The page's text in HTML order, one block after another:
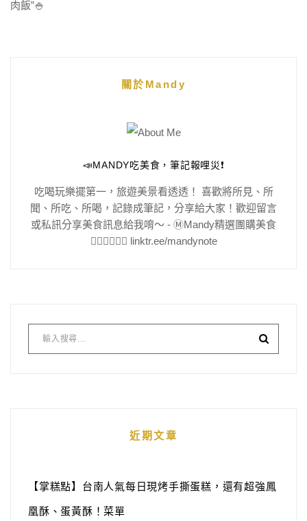
肉飯”🍚
關於Mandy
📣MANDY吃美食，筆記報哩災❗️
吃喝玩樂擺第一，旅遊美景看透透！ 喜歡將所見、所
聞、所吃、所喝，記錄成筆記，分享給大家！歡迎留言
或私訊分享美食訊息給我唷～ - Ⓜ️Mandy精選團購美食
👇🏻👇🏻👇🏻 linktr.ee/mandynote
近期文章
【掌糕點】台南人氣每日現烤手撕蛋糕，還有超強鳳
凰酥、蛋黃酥！菜單